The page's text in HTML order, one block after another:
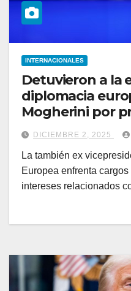
INTERNACIONALES
Detuvieron a la
diplomacia
Mogherini por
contratos de la
DICIEMBRE 2, 2025
La también ex
Europea enfrenta
intereses relacionados